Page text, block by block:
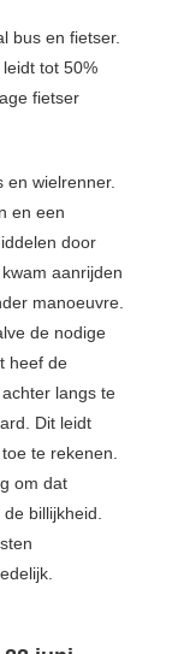
bus en fietser.
tot 50%
fietser
en wielrenner.
en een
door
aanrijden
manoeuvre.
de nodige
heef de
langs te
Dit leidt
te rekenen.
om dat
billijkheid.